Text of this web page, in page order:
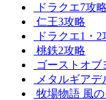
ドラクエ7攻略
仁王3攻略
ドラクエ1・2
桃鉄2攻略
ゴーストオブ
メタルギアデ
牧場物語 風